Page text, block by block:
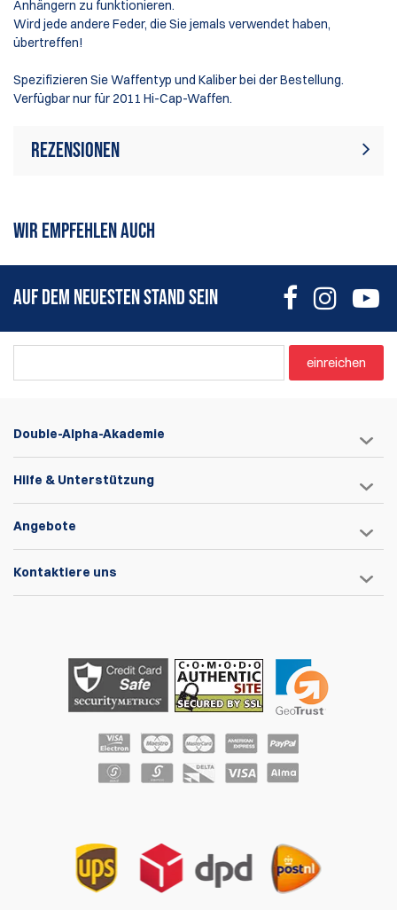
Anhängern zu funktionieren.
Wird jede andere Feder, die Sie jemals verwendet haben,
übertreffen!
Spezifizieren Sie Waffentyp und Kaliber bei der Bestellung.
Verfügbar nur für 2011 Hi-Cap-Waffen.
Rezensionen
erste, der Bewertung schreiben
WIR EMPFEHLEN AUCH
AUF DEM NEUESTEN STAND SEIN
einreichen
Double-Alpha-Akademie
Hilfe & Unterstützung
Angebote
Kontaktiere uns